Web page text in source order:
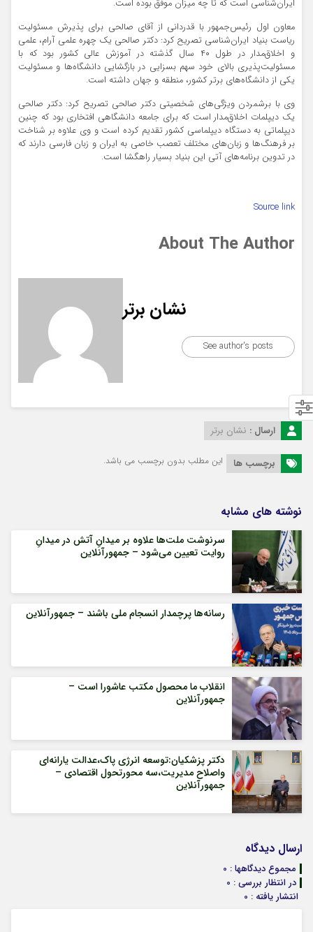
ایران‌شناسی است که تا چه میزان موفق بوده است.
معاون اول رئیس‌جمهور با قدردانی از آقای صالحی برای پذیرش مسئولیت
ریاست بنیاد ایران‌شناسی تصریح کرد: دکتر صالحی یک چهره علمی آرام، علمی
و اخلاق‌مدار در طول ۴۰ سال گذشته در آموزش عالی کشور بود که با
مسئولیت‌پذیری بالای خود سهم بسزایی در بازگشایی دانشگاه‌ها و مسئولیت
یکی از دانشگاه‌های برتر کشور، منطقه و جهان داشته است.
وی با برشمردن ویژگی‌های شخصیتی دکتر صالحی تصریح کرد: دکتر صالحی
یک دیپلمات اخلاق‌مدار است که برای جامعه دانشگاهی افتخاری بود که چنین
دیپلماتی به دستگاه دیپلماسی کشور تقدیم کرده است و وی علاوه بر شناخت
بر فرهنگ‌ها و زبان‌های مختلف تعصب خاصی به ایران و زبان فارسی دارند که
در تدوین برنامه‌های آتی این بنیاد بسیار راهگشا است.
Source link
About The Author
نشان برتر
See author's posts
ارسال : نشان برتر
برچسب ها این مطلب بدون برچسب می باشد.
نوشته های مشابه
سرنوشت ملت‌ها علاوه بر میدانِ آتش در میدانِ
روایت تعیین می‌شود – جمهورآنلاین
رسانه‌ها پرچمدار انسجام ملی باشند – جمهورآنلاین
انقلاب ما محصول مکتب عاشورا است –
جمهورآنلاین
دکتر پزشکیان:توسعه انرژی پاک،عدالت یارانه‌ای
واصلاح مدیریت،سه محورتحول اقتصادی –
جمهورآنلاین
ارسال دیدگاه
مجموع دیدگاهها : 0
در انتظار بررسی : 0
انتشار یافته : 0